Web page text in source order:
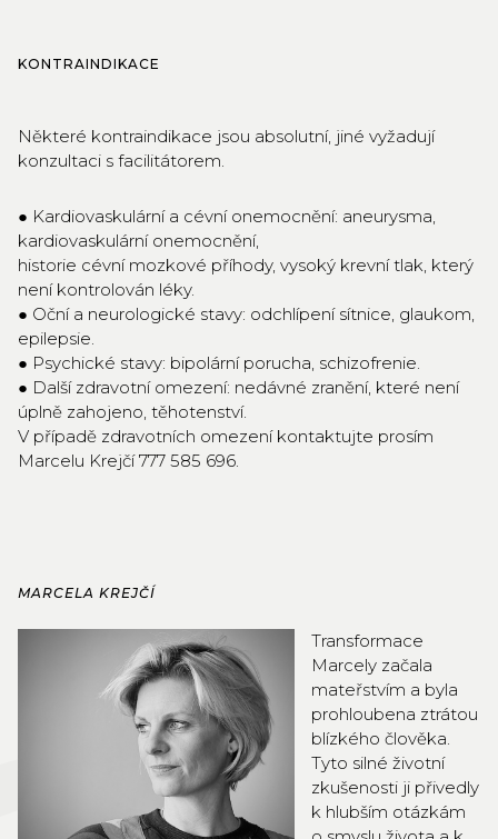
KONTRAINDIKACE
Některé kontraindikace jsou absolutní, jiné vyžadují
konzultaci s facilitátorem.
● Kardiovaskulární a cévní onemocnění: aneurysma,
kardiovaskulární onemocnění,
historie cévní mozkové příhody, vysoký krevní tlak, který
není kontrolován léky.
● Oční a neurologické stavy: odchlípení sítnice, glaukom,
epilepsie.
● Psychické stavy: bipolární porucha, schizofrenie.
● Další zdravotní omezení: nedávné zranění, které není
úplně zahojeno, těhotenství.
V případě zdravotních omezení kontaktujte prosím
Marcelu Krejčí 777 585 696.
MARCELA KREJČÍ
Transformace
Marcely začala
mateřstvím a byla
prohloubena ztrátou
blízkého člověka.
Tyto silné životní
zkušenosti ji přivedly
k hlubším otázkám